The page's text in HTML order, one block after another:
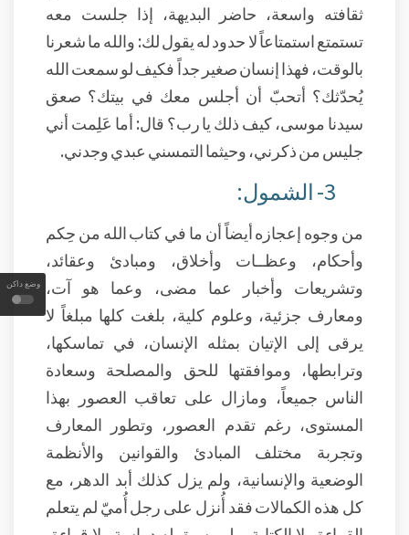
وضع داكن
ثقافته واسعة، حاضر البديهة، إذا جلست معه
تستمتع استمتاعاً لا حدود له يقول لك: والله ما شعرنا
بالوقت، فهذا إنسان صغير جداً فكيف لو سمعت الله
يُحدّثك؟ أتحبّ أن أجلس معك في بيتك؟ صعق
سيدنا موسى، كيف ذلك يا رب؟ قال: أما عَلِمت أني
جليس من ذكرني، وحيثما التمسني عبدي وجدني.
3- الشمول:
من وجوه إعجازه أيضاً أن ما في كتاب الله من حِكم
وأحكام، وعظــات وأخلاق، ومبادئ وعقائد،
وتشريعات وأخبار عما مضى، وعما هو آت،
ومعارف جزئية، وعلوم كلية، بلغت كلها مبلغاً لا
يرقى إلى الإتيان بمثله الإنسان، في تماسكها،
وترابطها، وموافقتها للحق والمصلحة وسعادة
الناس جميعاً، ومازال على تعاقب العصور بهذا
المستوى، رغم تقدم العصور، وتطور المعارف
وتجربة مختلف المبادئ والقوانين والأنظمة
الوضعية والإنسانية، ولم يزل كذلك أبد الدهر، مع
كل هذه الكمالات فقد أُنزل على رجل أُميّ لم يتعلم